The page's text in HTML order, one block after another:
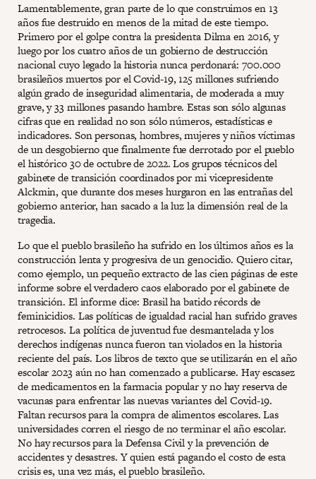
Lamentablemente, gran parte de lo que construimos en 13
años fue destruido en menos de la mitad de este tiempo.
Primero por el golpe contra la presidenta Dilma en 2016, y
luego por los cuatro años de un gobierno de destrucción
nacional cuyo legado la historia nunca perdonará: 700.000
brasileños muertos por el Covid-19, 125 millones sufriendo
algún grado de inseguridad alimentaria, de moderada a muy
grave, y 33 millones pasando hambre. Estas son sólo algunas
cifras que en realidad no son sólo números, estadísticas e
indicadores. Son personas, hombres, mujeres y niños víctimas
de un desgobierno que finalmente fue derrotado por el pueblo
el histórico 30 de octubre de 2022. Los grupos técnicos del
gabinete de transición coordinados por mi vicepresidente
Alckmin, que durante dos meses hurgaron en las entrañas del
gobierno anterior, han sacado a la luz la dimensión real de la
tragedia.
Lo que el pueblo brasileño ha sufrido en los últimos años es la
construcción lenta y progresiva de un genocidio. Quiero citar,
como ejemplo, un pequeño extracto de las cien páginas de este
informe sobre el verdadero caos elaborado por el gabinete de
transición. El informe dice: Brasil ha batido récords de
feminicidios. Las políticas de igualdad racial han sufrido graves
retrocesos. La política de juventud fue desmantelada y los
derechos indígenas nunca fueron tan violados en la historia
reciente del país. Los libros de texto que se utilizarán en el año
escolar 2023 aún no han comenzado a publicarse. Hay escasez
de medicamentos en la farmacia popular y no hay reserva de
vacunas para enfrentar las nuevas variantes del Covid-19.
Faltan recursos para la compra de alimentos escolares. Las
universidades corren el riesgo de no terminar el año escolar.
No hay recursos para la Defensa Civil y la prevención de
accidentes y desastres. Y quien está pagando el costo de esta
crisis es, una vez más, el pueblo brasileño.